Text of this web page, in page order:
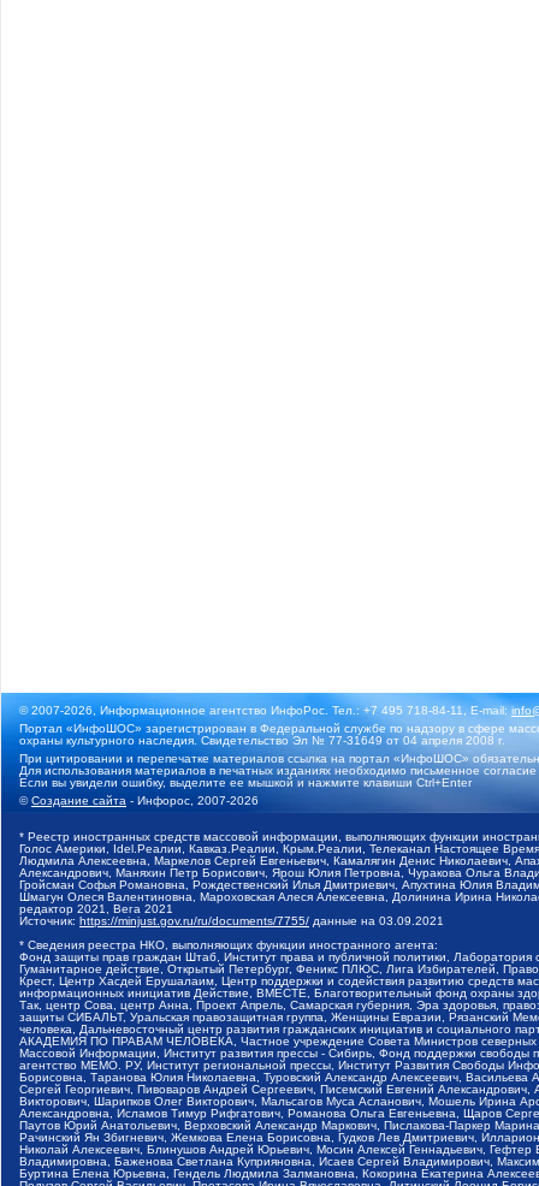
© 2007-2026, Информационное агентство ИнфоРос. Тел.: +7 495 718-84-11, E-mail:
Портал «ИнфоШОС» зарегистрирован в Федеральной службе по надзору в сфере
охраны культурного наследия. Свидетельство Эл № 77-31649 от 04 апреля 2008 г.
При цитировании и перепечатке материалов ссылка на портал «ИнфоШОС»
Для использования материалов в печатных изданиях необходимо письменное
Если вы увидели ошибку, выделите ее мышкой и нажмите клавиши Ctrl+Enter
©Создание сайта - Инфорос, 2007-2026
* Реестр иностранных средств массовой информации, выполняющих функции
Голос Америки, Idel.Реалии, Кавказ.Реалии, Крым.Реалии, Телеканал Настоящее
Людмила Алексеевна, Маркелов Сергей Евгеньевич, Камалягин Денис Николаевич,
Александрович, Маняхин Петр Борисович, Ярош Юлия Петровна, Чуракова Ольга
Гройсман Софья Романовна, Рождественский Илья Дмитриевич, Апухтина Юлия
Шмагун Олеся Валентиновна, Мароховская Алеся Алексеевна, Долинина Ирина
редактор 2021, Вега 2021
Источник: https://minjust.gov.ru/ru/documents/7755/ данные на 03.09.2021
* Сведения реестра НКО, выполняющих функции иностранного агента:
Фонд защиты прав граждан Штаб, Институт права и публичной политики,
Гуманитарное действие, Открытый Петербург, Феникс ПЛЮС, Лига Избирателей,
Крест, Центр Хасдей Ерушалаим, Центр поддержки и содействия развитию средств
информационных инициатив Действие, ВМЕСТЕ, Благотворительный фонд охраны
Так, центр Сова, центр Анна, Проект Апрель, Самарская губерния, Эра здоровья,
защиты СИБАЛЬТ, Уральская правозащитная группа, Женщины Евразии, Рязанский
человека, Дальневосточный центр развития гражданских инициатив и социального
АКАДЕМИЯ ПО ПРАВАМ ЧЕЛОВЕКА, Частное учреждение Совета Министров северных
Массовой Информации, Институт развития прессы - Сибирь, Фонд поддержки
агентство МЕМО. РУ, Институт региональной прессы, Институт Развития Свободы
Борисовна, Таранова Юлия Николаевна, Туровский Александр Алексеевич,
Сергей Георгиевич, Пивоваров Андрей Сергеевич, Писемский Евгений
Викторович, Шарипков Олег Викторович, Мальсагов Муса Асланович, Мошель Ирина
Александровна, Исламов Тимур Рифгатович, Романова Ольга Евгеньевна, Щаров
Паутов Юрий Анатольевич, Верховский Александр Маркович, Пислакова-Паркер
Рачинский Ян Збигневич, Жемкова Елена Борисовна, Гудков Лев Дмитриевич,
Николай Алексеевич, Блинушов Андрей Юрьевич, Мосин Алексей Геннадьевич,
Владимировна, Баженова Светлана Куприяновна, Исаев Сергей Владимирович,
Буртина Елена Юрьевна, Гендель Людмила Залмановна, Кокорина Екатерина